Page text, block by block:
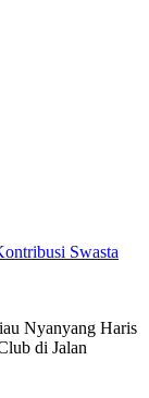
Swasta
Nyanyang Haris
di Jalan